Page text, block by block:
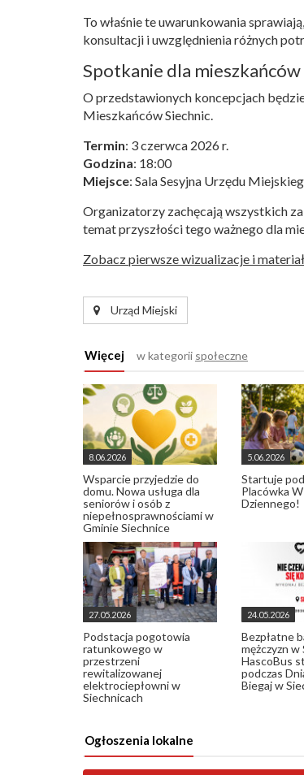
To właśnie te uwarunkowania
konsultacji i uwzględnienia różnych
Spotkanie dla mieszkańców
O przedstawionych koncepcjach
Mieszkańców Siechnic.
Termin: 3 czerwca 2026 r.
Godzina: 18:00
Miejsce: Sala Sesyjna Urzędu
Organizatorzy zachęcają wszystkich
temat przyszłości tego ważnego dla
Zobacz pierwsze wizualizacje i
Urząd Miejski
Więcej w kategorii społeczne
8.06.2026
Wsparcie przyjedzie do
domu. Nowa usługa dla
seniorów i osób z
niepełnosprawnościami w
Gminie Siechnice
5.06.2026
Startuje
Placówka
Dziennego!
27.05.2026
Podstacja pogotowia
ratunkowego w
przestrzeni
rewitalizowanej
elektrociepłowni w
Siechnicach
24.05.2026
Bezpłatne
mężczyzn w
HascoBus
podczas
Biegaj w
Ogłoszenia lokalne